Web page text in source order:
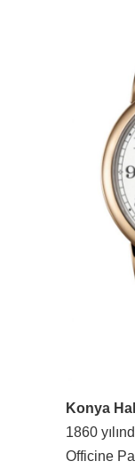
Konya
1860
Officine